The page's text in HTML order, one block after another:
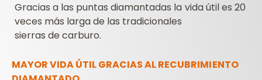
Gracias a las puntas diamantadas la vida útil es 20
veces más larga de las tradicionales
sierras de carburo.
MAYOR VIDA ÚTIL GRACIAS AL RECUBRIMIENTO